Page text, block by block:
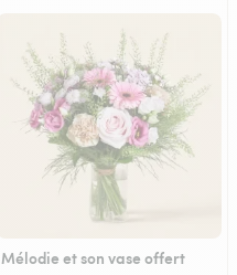
Mélodie et son vase offert